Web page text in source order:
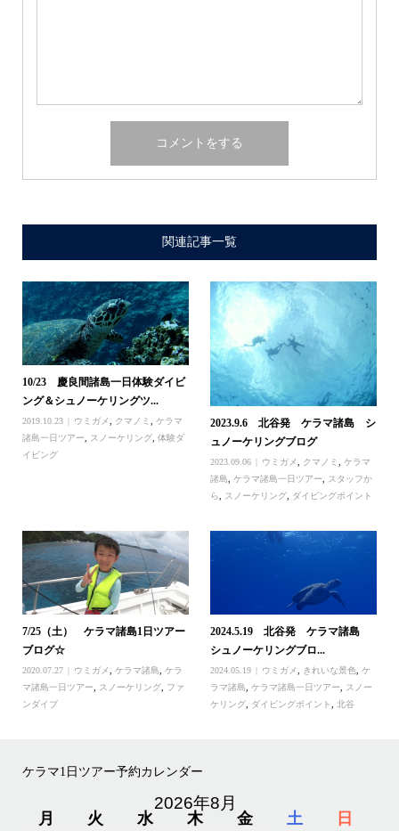
関連記事一覧
10/23 慶良間諸島一日体験ダイビ
ング＆シュノーケリングツ...
2019.10.23 ウミガメ クマノミ
ケラマ
諸島一日ツアー
スノーケリング, 体験ダ
イビング
2023.9.6 北谷発 ケラマ諸島 シ
ュノーケリングブログ
2023.09.06 ウミガメ, クマノミ,ケラマ
諸島,ケラマ諸島一日ツアー, スタッフか
ら, スノーケリング, ダイビングポイント
7/25（土） ケラマ諸島1日ツアー
ブログ☆
2020.07.27 ウミガメ ケラマ諸島
ケラ
マ諸島一日ツアー
スノーケリング,
ファ
ンダイブ
2024.5.19 北谷発 ケラマ諸島
シュノーケリングブロ...
2024.05.19 ウミガメ きれいな景色 ,ケ
ラマ諸島
,ケラマ諸島一日ツアー
スノー
ケリング
ダイビングポイント ,北谷
ケラマ1日ツアー予約カレンダー
2026年8月
月 火 水 木 金 土 日